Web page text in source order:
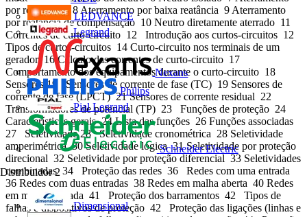
LEDVANCE
Legrand
Nexans
Philips
Pial Legrand
Schneider Electric
Distribuidor 2
Dimensional
por resistência 8 Aterramento por baixa reatância 9 Aterramento
por reatância de compensação 10 Neutro diretamente aterrado 11
Correntes de curto-circuito 12 Introdução aos curtos-circuitos 12
Tipos de curtos-circuitos 14 Curto-circuito nos terminais de um
gerador 16 Cálculo das correntes de curto-circuito 17
Comportamento dos equipamentos durante o curto-circuito 18
Sensores 19 Sensores de corrente de fase (TC) 19 Sensores de
corrente de fase (LPCT) 21 Sensores de corrente residual 22
Transformadores de potencial (TP) 23 Funções de proteção 24
Características gerais 24 Lista das funções 26 Funções associadas
27 Seletividade 28 Seletividade cronométrica 28 Seletividade
amperimétrica 30 Seletividade lógica 31 Seletividade por proteção
direcional 32 Seletividade por proteção diferencial 33 Seletividades
combinadas 34 Proteção das redes 36 Redes com uma entrada
36 Redes com duas entradas 38 Redes em malha aberta 40 Redes
em malha fechada 41 Proteção dos barramentos 42 Tipos de
falhas e dispositivos de proteção 42 Proteção das ligações (linhas e